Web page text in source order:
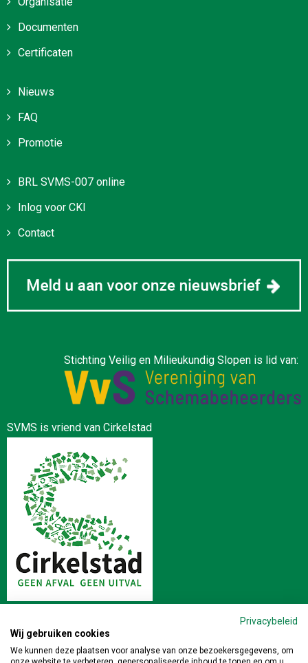
Documenten
Certificaten
Nieuws
FAQ
Promotie
BRL SVMS-007 online
Inlog voor CKI
Contact
Stichting Veilig en Milieukundig Slopen is lid van:
SVMS is vriend van Cirkelstad
Stichting Veilig en Milieukundig Slopen | Postbus 64 4190 CB
Privacybeleid
Wij gebruiken cookies
We kunnen deze plaatsen voor analyse van onze bezoekersgegevens, om